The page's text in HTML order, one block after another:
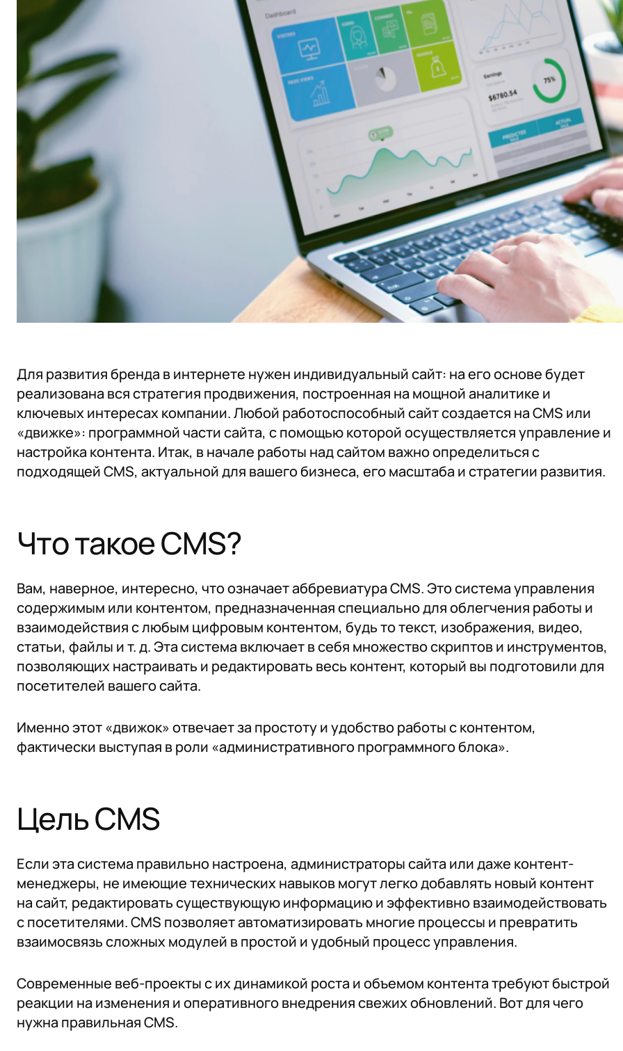
Для развития бренда в интернете нужен индивидуальный сайт: на его основе будет
реализована вся стратегия продвижения, построенная на мощной аналитике и
ключевых интересах компании. Любой работоспособный сайт создается на CMS или
«движке»: программной части сайта, с помощью которой осуществляется управление и
настройка контента. Итак, в начале работы над сайтом важно определиться с
подходящей CMS, актуальной для вашего бизнеса, его масштаба и стратегии развития.
Что такое CMS?
Вам, наверное, интересно, что означает аббревиатура CMS. Это система управления
содержимым или контентом, предназначенная специально для облегчения работы и
взаимодействия с любым цифровым контентом, будь то текст, изображения, видео,
статьи, файлы и т. д. Эта система включает в себя множество скриптов и инструментов,
позволяющих настраивать и редактировать весь контент, который вы подготовили для
посетителей вашего сайта.
Именно этот «движок» отвечает за простоту и удобство работы с контентом,
фактически выступая в роли «административного программного блока».
Цель CMS
Если эта система правильно настроена, администраторы сайта или даже контент-
менеджеры, не имеющие технических навыков могут легко добавлять новый контент
на сайт, редактировать существующую информацию и эффективно взаимодействовать
с посетителями. CMS позволяет автоматизировать многие процессы и превратить
взаимосвязь сложных модулей в простой и удобный процесс управления.
Современные веб-проекты с их динамикой роста и объемом контента требуют быстрой
реакции на изменения и оперативного внедрения свежих обновлений. Вот для чего
нужна правильная CMS.